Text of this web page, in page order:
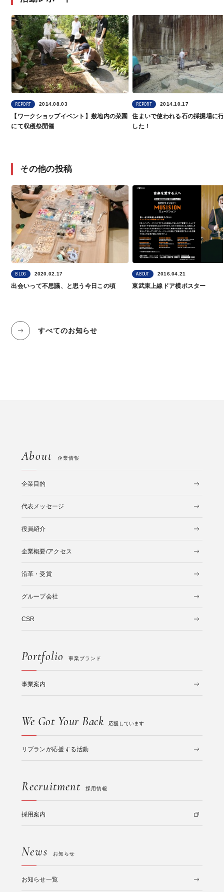
REPORT 2014.08.03
【ワークショップイベント】敷地内の菜園
にて収穫祭開催
REPORT 2014.10.17
住まいで使われる石の採掘場に
した！
その他の投稿
BLOG 2020.02.17
出会いって不思議、と思う今日この頃
ABOUT 2016.04.21
東武東上線ドア横ポスター
すべてのお知らせ
About 企業情報
企業目的
代表メッセージ
役員紹介
企業概要/アクセス
沿革・受賞
グループ会社
CSR
Portfolio 事業ブランド
事業案内
We Got Your Back 応援しています
リブランが応援する活動
Recruitment 採用情報
採用案内
News お知らせ
お知らせ一覧